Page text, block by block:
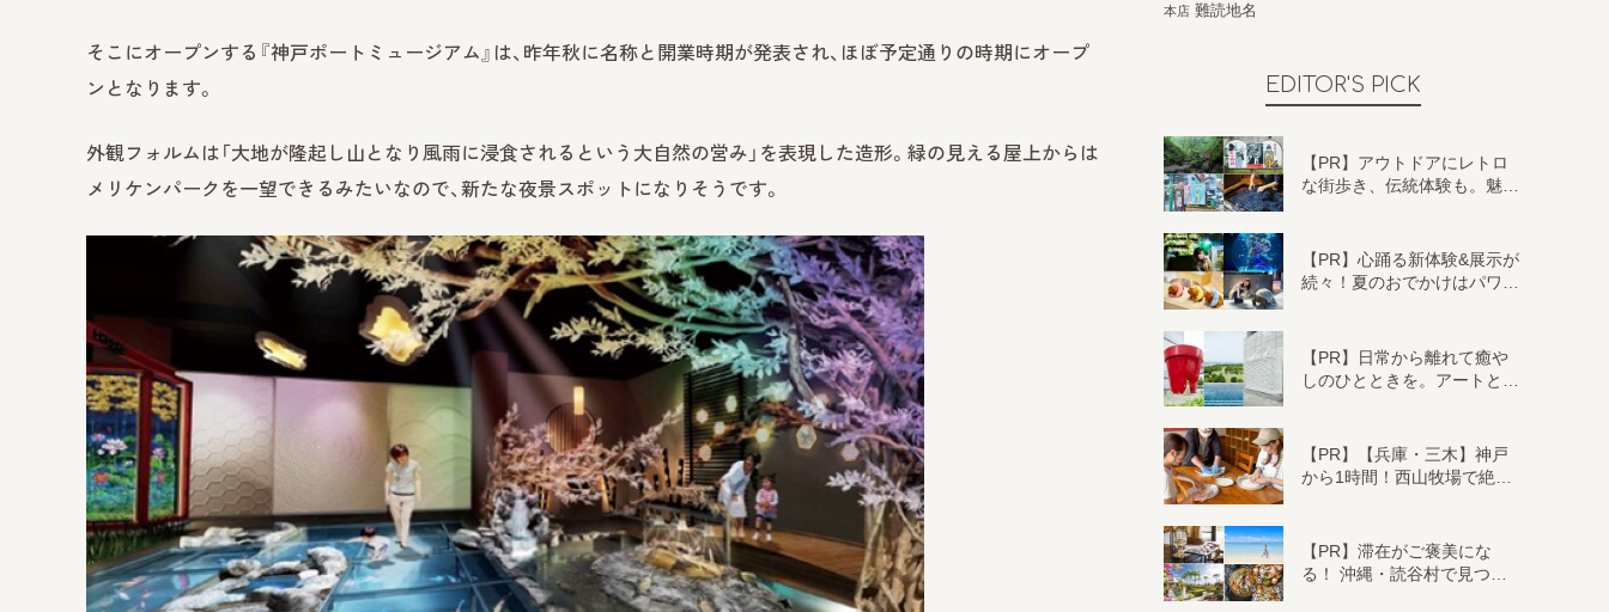
そこにオープンする『神戸ポートミュージアム』は、昨年秋に名称と開業時期が発表され、ほぼ予定通りの時期にオープ
ンとなります。
外観フォルムは「大地が隆起し山となり風雨に浸食されるという大自然の営み」を表現した造形。緑の見える屋上からは
メリケンパークを一望できるみたいなので、新たな夜景スポットになりそうです。
本店 難読地名
EDITOR'S PICK
【PR】アウトドアにレトロ
な街歩き、伝統体験も。魅…
【PR】心踊る新体験&展示が
続々！夏のおでかけはパワ…
【PR】日常から離れて癒や
しのひとときを。アートと…
【PR】【兵庫・三木】神戸
から1時間！西山牧場で絶…
【PR】滞在がご褒美にな
る！ 沖縄・読谷村で見つ…